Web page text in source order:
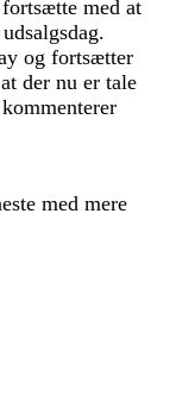
med at
og fortsætter
der nu er tale
med mere